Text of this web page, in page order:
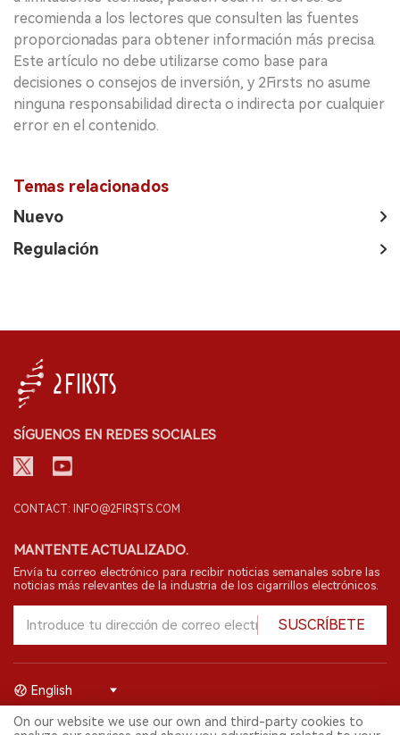
recomienda a los lectores que consulten las fuentes
proporcionadas para obtener información más precisa.
Este artículo no debe utilizarse como base para
decisiones o consejos de inversión, y 2Firsts no asume
ninguna responsabilidad directa o indirecta por cualquier
error en el contenido.
Temas relacionados
Nuevo
Regulación
SÍGUENOS EN REDES SOCIALES
CONTACT: INFO@2FIRSTS.COM
MANTENTE ACTUALIZADO.
Envía tu correo electrónico para recibir noticias semanales sobre las
noticias más relevantes de la industria de los cigarrillos electrónicos.
SUSCRÍBETE
© 2026 Shenzhen 2FIRSTS Technology Co.,Ltd. Todos los derechos
English
On our website we use our own and third-party cookies to